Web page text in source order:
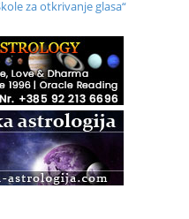
za otkrivanje glasa“
Online – otvoreno za
i Online